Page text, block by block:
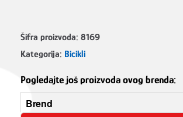
Šifra proizvoda: 8169
Kategorija: Bicikli
Pogledajte još proizvoda ovog brenda:
Brend